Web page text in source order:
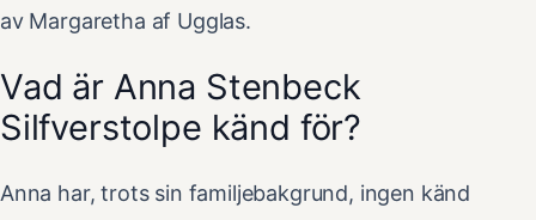
av Margaretha af Ugglas.
Vad är Anna Stenbeck
Silfverstolpe känd för?
Anna har, trots sin familjebakgrund, ingen känd